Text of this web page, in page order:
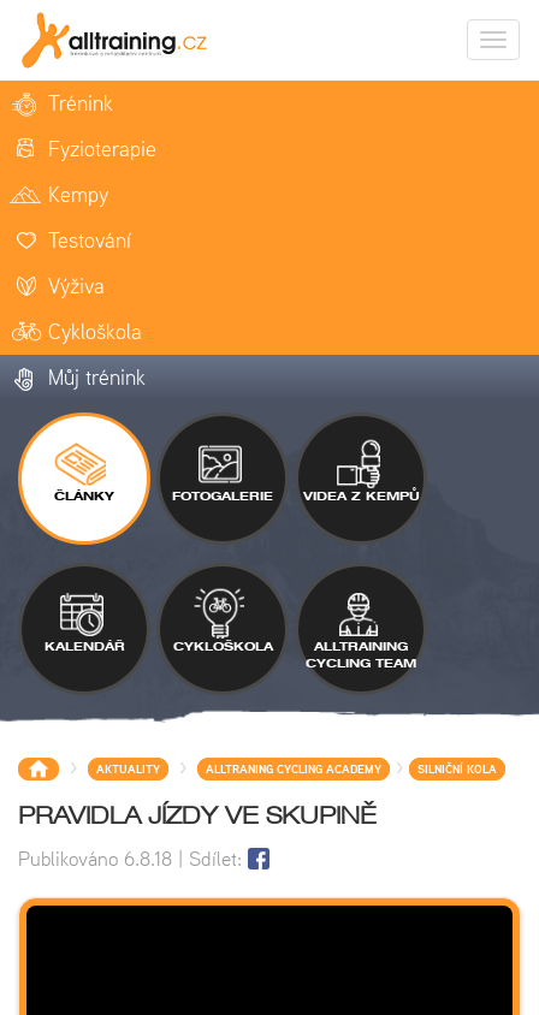
Trénink
Fyzioterapie
Kempy
Testování
Výživa
Cykloškola
Můj trénink
ČLÁNKY FOTOGALERIE VIDEA Z KEMPŮ
KALENDÁŘ CYKLOŠKOLA
ALLTRAINING
CYCLING TEAM
> AKTUALITY > ALLTRANING CYCLING ACADEMY > SILNIČNÍ KOLA
PRAVIDLA JÍZDY VE SKUPINĚ
Publikováno 6.8.18 | Sdílet: